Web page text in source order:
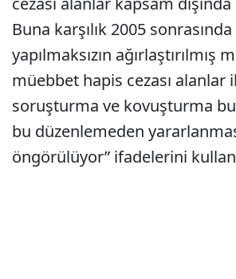
Buna karşılık 2005 sonrasında
yapılmaksızın ağırlaştırılmış
müebbet hapis cezası alanlar
soruşturma ve kovuşturma
bu düzenlemeden
öngörülüyor” ifadelerini